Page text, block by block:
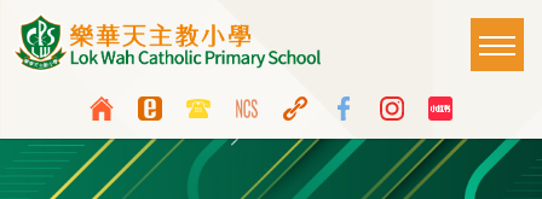
Skip to main content
Top
Media
Icon
Language
switcher
Main